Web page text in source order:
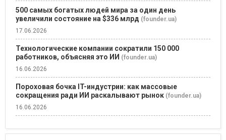
500 самых богатых людей мира за один день
увеличили состояние на $336 млрд (founder.ua)
17.06.2026
Технологические компании сократили 150 000
работников, объясняя это ИИ (founder.ua)
16.06.2026
Пороховая бочка IT-индустрии: как массовые
сокращения ради ИИ раскалывают рынок (founder.ua)
16.06.2026